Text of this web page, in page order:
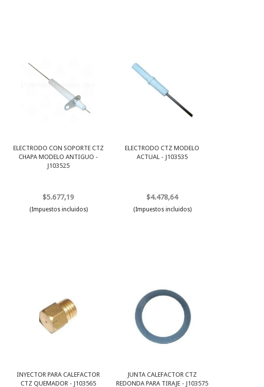
ELECTRODO CON SOPORTE CTZ
CHAPA MODELO ANTIGUO -
J103525
$5.677,19
(Impuestos incluidos)
ELECTRODO CTZ MODELO
ACTUAL - J103535
$4.478,64
(Impuestos incluidos)
INYECTOR PARA CALEFACTOR
CTZ QUEMADOR - J103565
JUNTA CALEFACTOR CTZ
REDONDA PARA TIRAJE - J103575